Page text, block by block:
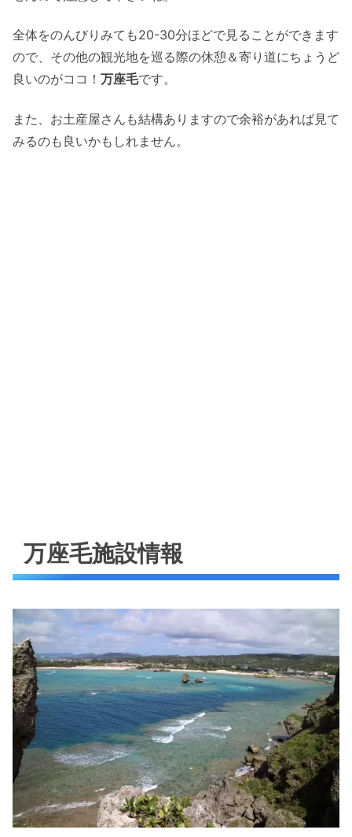
全体をのんびりみても20-30分ほどで見ることができます
ので、その他の観光地を巡る際の休憩＆寄り道にちょうど
良いのがココ！ 万座毛です。
また、お土産屋さんも結構ありますので余裕があれば見て
みるのも良いかもしれません。
万座毛施設情報